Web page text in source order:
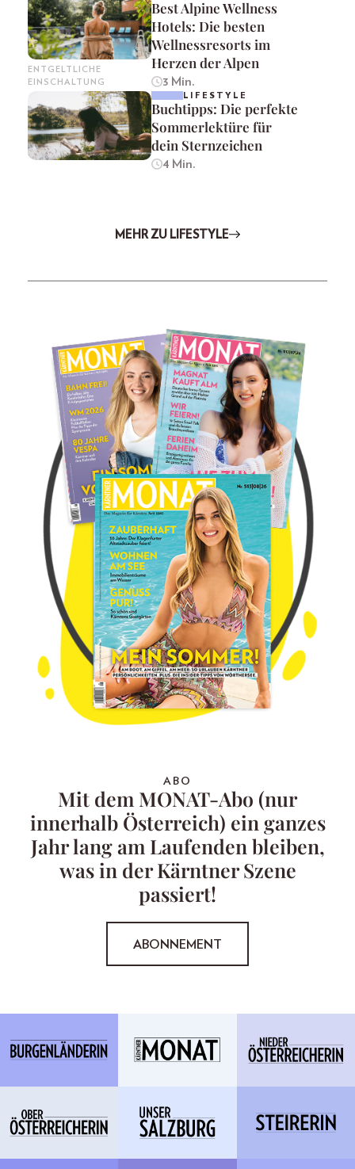
ENTGELTLICHE
EINSCHALTUNG
Best Alpine Wellness
Hotels: Die besten
Wellnessresorts im
Herzen der Alpen
3 Min.
LIFESTYLE
Buchtipps: Die perfekte
Sommerlektüre für
dein Sternzeichen
4 Min.
MEHR ZU LIFESTYLE
ABO
Mit dem MONAT-Abo (nur
innerhalb Österreich) ein ganzes
Jahr lang am Laufenden bleiben,
was in der Kärntner Szene
passiert!
ABONNEMENT